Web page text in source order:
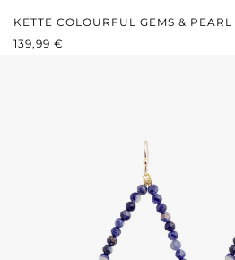
KETTE COLOURFUL GEMS & PEARL
REGULÄRER PREIS:
139,99 €